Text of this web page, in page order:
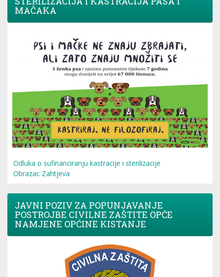
MAČAKA
Odluka o sufinanciranju kastracije i sterilizacije
Obrazac Zahtjeva
JAVNI POZIV ZA POPUNJAVANJE
POSTROJBE CIVILNE ZAŠTITE OPĆE
NAMJENE OPĆINE KISTANJE